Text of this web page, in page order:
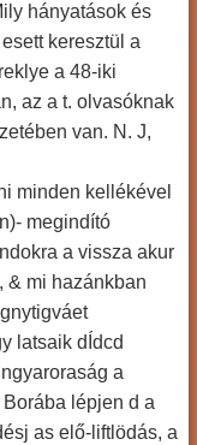
hányatások és
keresztül a
a 48-iki
az a t. olvasóknak
van. N. J,
minden kellékével
megindító
a vissza akur
& mi hazánkban
latsaik dÍdcd
a
lépjen d a
as elő-liftlödás, a